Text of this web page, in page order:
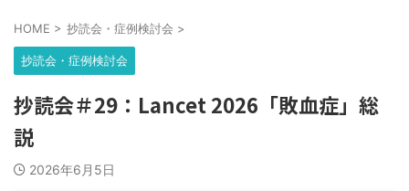
HOME > 抄読会・症例検討会 >
抄読会・症例検討会
抄読会＃29：Lancet 2026「敗血症」総
説
2026年6月5日